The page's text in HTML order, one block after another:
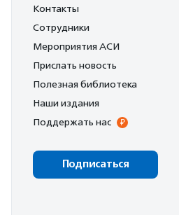
Контакты
Сотрудники
Мероприятия АСИ
Прислать новость
Полезная библиотека
Наши издания
Поддержать нас
Подписаться